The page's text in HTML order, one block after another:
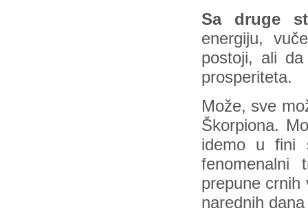
Sa druge
energiju,
postoji, ali
prosperiteta.
Može, sve
Škorpiona.
idemo u fini
prepune
narednih